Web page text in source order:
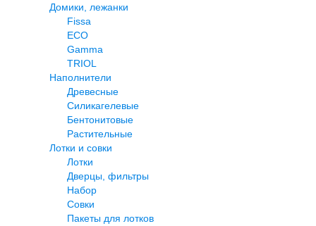
Домики, лежанки
Fissa
ECO
Gamma
TRIOL
Наполнители
Древесные
Силикагелевые
Бентонитовые
Растительные
Лотки и совки
Лотки
Дверцы, фильтры
Набор
Совки
Пакеты для лотков